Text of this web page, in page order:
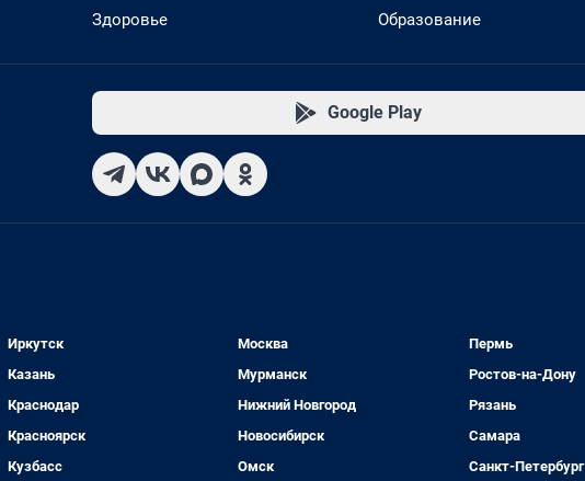
Здоровье
Образование
Google Play
Иркутск
Казань
Краснодар
Красноярск
Кузбасс
Москва
Мурманск
Нижний Новгород
Новосибирск
Омск
Пермь
Ростов-на-Дону
Рязань
Самара
Санкт-Петербург